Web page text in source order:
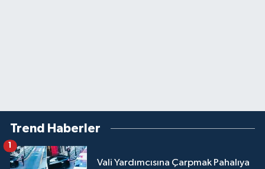
Trend Haberler
Vali Yardımcısına Çarpmak Pahalıya
1